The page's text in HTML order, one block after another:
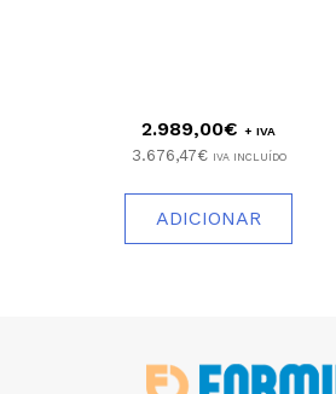
2.989,00€ + IVA
3.676,47€ IVA INCLUÍDO
ADICIONAR